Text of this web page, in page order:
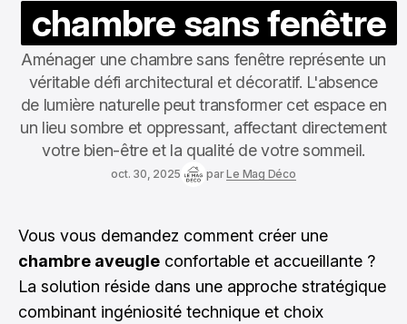
chambre sans fenêtre
Aménager une chambre sans fenêtre représente un
véritable défi architectural et décoratif. L'absence
de lumière naturelle peut transformer cet espace en
un lieu sombre et oppressant, affectant directement
votre bien-être et la qualité de votre sommeil.
oct. 30, 2025 parLe Mag Déco
Vous vous demandez comment créer une
chambre aveugle confortable et accueillante ?
La solution réside dans une approche stratégique
combinant ingéniosité technique et choix